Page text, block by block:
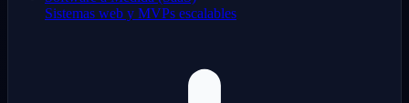
Sistemas web y MVPs escalables